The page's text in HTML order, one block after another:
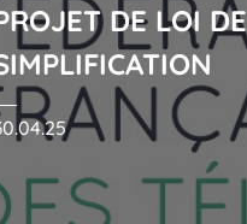
DE LOI DE